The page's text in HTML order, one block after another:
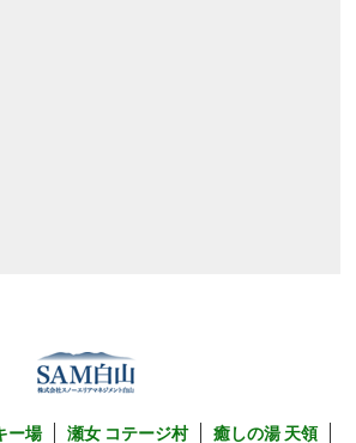
ー場 瀬女 コテージ村 癒しの湯 天領